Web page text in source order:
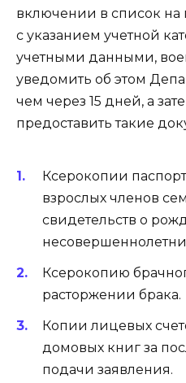
включении в список на
с указанием учетной
учетными данными,
уведомить об этом
чем через 15 дней, а
предоставить такие
Ксерокопии
взрослых членов
свидетельств о
Ксерокопию
расторжении брака.
Копии лицевых
домовых книг за
подачи заявления.